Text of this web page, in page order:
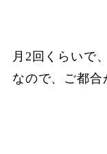
月2回くらいで
なので、ご都合